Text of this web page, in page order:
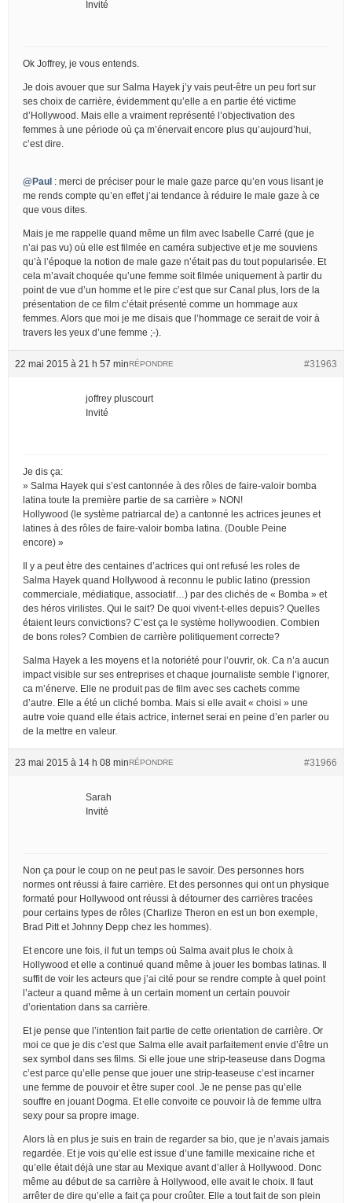
Invité
Ok Joffrey, je vous entends.
Je dois avouer que sur Salma Hayek j’y vais peut-être un peu fort sur
ses choix de carrière, évidemment qu’elle a en partie été victime
d’Hollywood. Mais elle a vraiment représenté l’objectivation des
femmes à une période où ça m’énervait encore plus qu’aujourd’hui,
c’est dire.
@Paul : merci de préciser pour le male gaze parce qu’en vous lisant je
me rends compte qu’en effet j’ai tendance à réduire le male gaze à ce
que vous dites.
Mais je me rappelle quand même un film avec Isabelle Carré (que je
n’ai pas vu) où elle est filmée en caméra subjective et je me souviens
qu’à l’époque la notion de male gaze n’était pas du tout popularisée. Et
cela m’avait choquée qu’une femme soit filmée uniquement à partir du
point de vue d’un homme et le pire c’est que sur Canal plus, lors de la
présentation de ce film c’était présenté comme un hommage aux
femmes. Alors que moi je me disais que l’hommage ce serait de voir à
travers les yeux d’une femme ;-).
22 mai 2015 à 21 h 57 min #31963
RÉPONDRE
joffrey pluscourt
Invité
Je dis ça:
» Salma Hayek qui s’est cantonnée à des rôles de faire-valoir bomba
latina toute la première partie de sa carrière » NON!
Hollywood (le système patriarcal de) a cantonné les actrices jeunes et
latines à des rôles de faire-valoir bomba latina. (Double Peine
encore) »
Il y a peut ètre des centaines d’actrices qui ont refusé les roles de
Salma Hayek quand Hollywood à reconnu le public latino (pression
commerciale, médiatique, associatif…) par des clichés de « Bomba » et
des héros virilistes. Qui le sait? De quoi vivent-t-elles depuis? Quelles
étaient leurs convictions? C’est ça le système hollywoodien. Combien
de bons roles? Combien de carrière politiquement correcte?
Salma Hayek a les moyens et la notoriété pour l’ouvrir, ok. Ca n’a aucun
impact visible sur ses entreprises et chaque journaliste semble l’ignorer,
ca m’énerve. Elle ne produit pas de film avec ses cachets comme
d’autre. Elle a été un cliché bomba. Mais si elle avait « choisi » une
autre voie quand elle étais actrice, internet serai en peine d’en parler ou
de la mettre en valeur.
23 mai 2015 à 14 h 08 min #31966
RÉPONDRE
Sarah
Invité
Non ça pour le coup on ne peut pas le savoir. Des personnes hors
normes ont réussi à faire carrière. Et des personnes qui ont un physique
formaté pour Hollywood ont réussi à détourner des carrières tracées
pour certains types de rôles (Charlize Theron en est un bon exemple,
Brad Pitt et Johnny Depp chez les hommes).
Et encore une fois, il fut un temps où Salma avait plus le choix à
Hollywood et elle a continué quand même à jouer les bombas latinas. Il
suffit de voir les acteurs que j’ai cité pour se rendre compte à quel point
l’acteur a quand même à un certain moment un certain pouvoir
d’orientation dans sa carrière.
Et je pense que l’intention fait partie de cette orientation de carrière. Or
moi ce que je dis c’est que Salma elle avait parfaitement envie d’être un
sex symbol dans ses films. Si elle joue une strip-teaseuse dans Dogma
c’est parce qu’elle pense que jouer une strip-teaseuse c’est incarner
une femme de pouvoir et être super cool. Je ne pense pas qu’elle
souffre en jouant Dogma. Et elle convoite ce pouvoir là de femme ultra
sexy pour sa propre image.
Alors là en plus je suis en train de regarder sa bio, que je n’avais jamais
regardée. Et je vois qu’elle est issue d’une famille mexicaine riche et
qu’elle était déjà une star au Mexique avant d’aller à Hollywood. Donc
même au début de sa carrière à Hollywood, elle avait le choix. Il faut
arrêter de dire qu’elle a fait ça pour croûter. Elle a tout fait de son plein